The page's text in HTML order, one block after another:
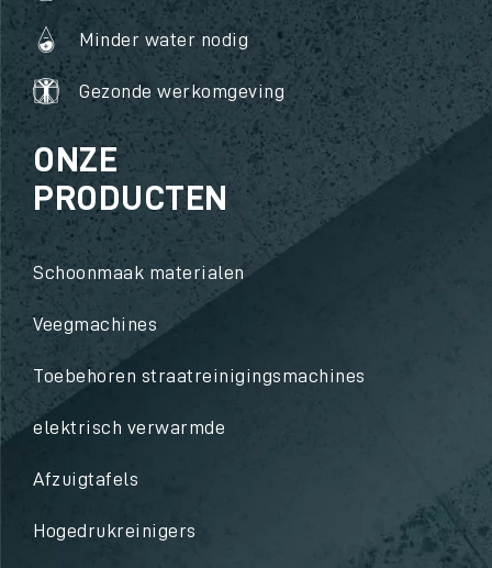
Minder water nodig
Gezonde werkomgeving
ONZE
PRODUCTEN
Schoonmaak materialen
Veegmachines
Toebehoren straatreinigingsmachines
elektrisch verwarmde
Afzuigtafels
Hogedrukreinigers